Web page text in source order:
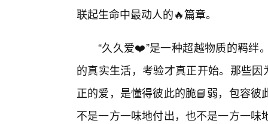
联起生命中最动人的🔥篇章。
“久久爱❤️”是一种超越物质的羁绊
的真实生活，考验才真正开始。那些
正的爱，是懂得彼此的脆📘弱，包容
不是一方一味地付出，也不是一方一